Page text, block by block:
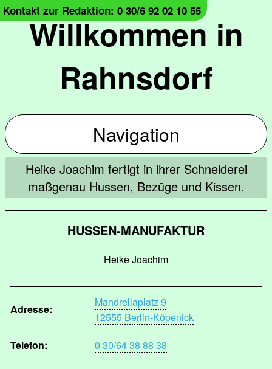
Willkommen in
Rahnsdorf
Kontakt zur Redaktion: 0 30/6 92 02 10 55
Navigation
Heike Joachim fertigt in ihrer Schneiderei
maßgenau Hussen, Bezüge und Kissen.
HUSSEN-MANUFAKTUR
Heike Joachim
Adresse:
Mandrellaplatz 9
12555 Berlin-Köpenick
Telefon:
0 30/64 38 88 38